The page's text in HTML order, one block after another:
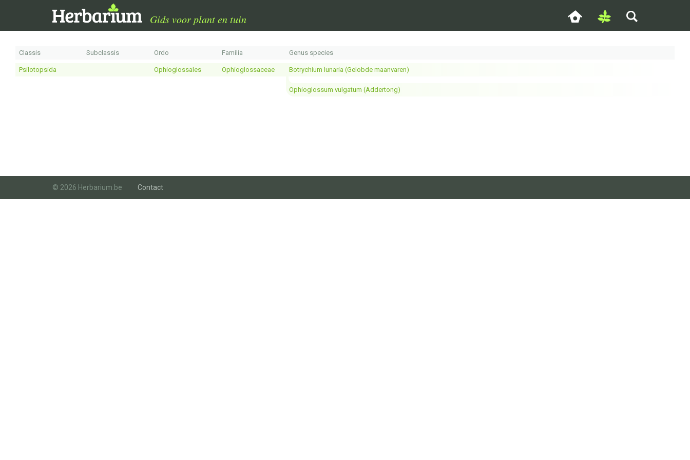
Gids voor plant en tuin
Classis Subclassis Ordo Familia Genus species
Psilotopsida Ophioglossales Ophioglossaceae Botrychium lunaria (Gelobde maanvaren)
Ophioglossum vulgatum (Addertong)
© 2026 Herbarium.be Contact